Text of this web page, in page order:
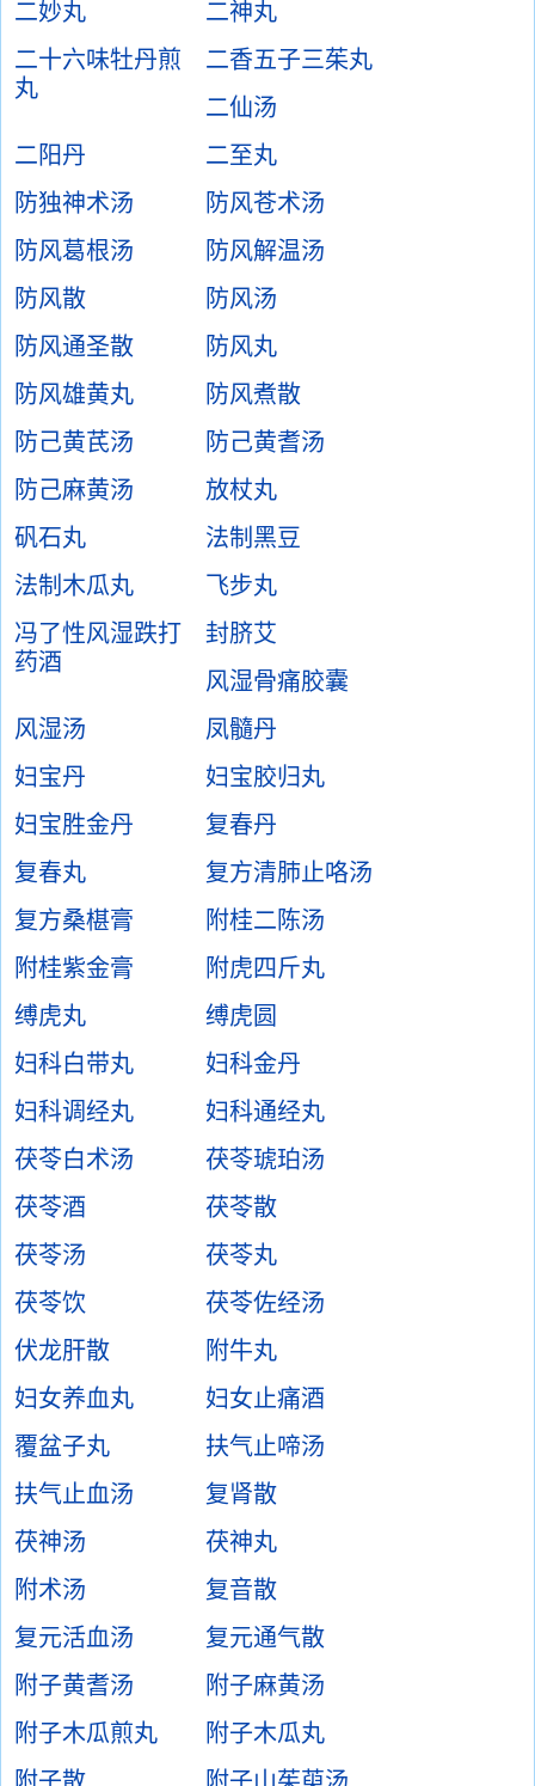
二妙丸
二神丸
二十六味牡丹煎
丸
二香五子三茱丸
二仙汤
二阳丹
二至丸
防独神术汤
防风苍术汤
防风葛根汤
防风解温汤
防风散
防风汤
防风通圣散
防风丸
防风雄黄丸
防风煮散
防己黄芪汤
防己黄耆汤
防己麻黄汤
放杖丸
矾石丸
法制黑豆
法制木瓜丸
飞步丸
冯了性风湿跌打
药酒
封脐艾
风湿骨痛胶囊
风湿汤
凤髓丹
妇宝丹
妇宝胶归丸
妇宝胜金丹
复春丹
复春丸
复方清肺止咯汤
复方桑椹膏
附桂二陈汤
附桂紫金膏
附虎四斤丸
缚虎丸
缚虎圆
妇科白带丸
妇科金丹
妇科调经丸
妇科通经丸
茯苓白术汤
茯苓琥珀汤
茯苓酒
茯苓散
茯苓汤
茯苓丸
茯苓饮
茯苓佐经汤
伏龙肝散
附牛丸
妇女养血丸
妇女止痛酒
覆盆子丸
扶气止啼汤
扶气止血汤
复肾散
茯神汤
茯神丸
附术汤
复音散
复元活血汤
复元通气散
附子黄耆汤
附子麻黄汤
附子木瓜煎丸
附子木瓜丸